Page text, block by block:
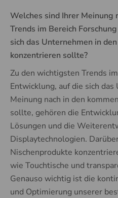
Welches sind Ihrer Meinung
Trends im Bereich
sich das Unternehmen in
konzentrieren sollte?
Zu den wichtigsten Trends
Entwicklung, auf die sich
Meinung nach in den
sollte, gehören die
Lösungen und die
Displaytechnologien.
Nischenprodukte
wie Touchtische und
Genauso wichtig ist die
und Optimierung unserer